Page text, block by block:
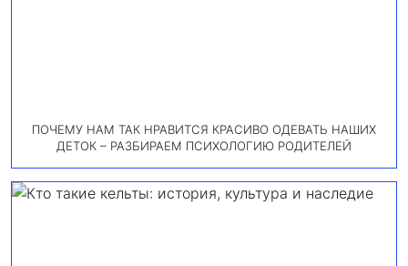
ПОЧЕМУ НАМ ТАК НРАВИТСЯ КРАСИВО ОДЕВАТЬ НАШИХ
ДЕТОК – РАЗБИРАЕМ ПСИХОЛОГИЮ РОДИТЕЛЕЙ